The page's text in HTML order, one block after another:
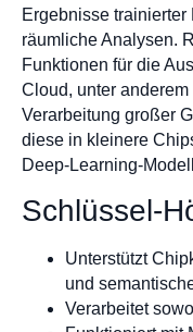
Ergebnisse
räumliche Analysen.
Funktionen für die
Cloud, unter
Verarbeitung großer
diese in kleinere
Deep-Learning-
Schlüssel-
Unterstützt
und
Verarbeitet